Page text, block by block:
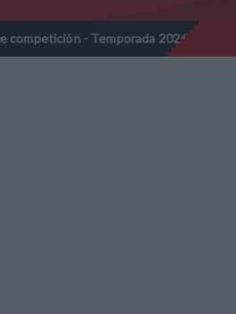
- Temporada 2026-2027 //